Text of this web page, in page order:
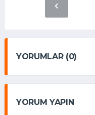
YORUMLAR (0)
YORUM YAPIN